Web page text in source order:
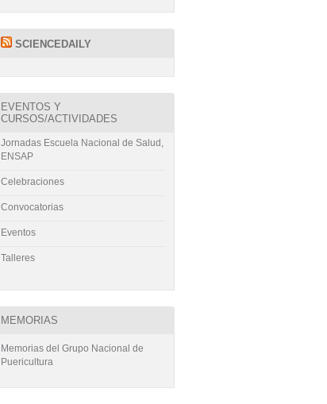
SCIENCEDAILY
EVENTOS Y
CURSOS/ACTIVIDADES
Jornadas Escuela Nacional de Salud,
ENSAP
Celebraciones
Convocatorias
Eventos
Talleres
MEMORIAS
Memorias del Grupo Nacional de
Puericultura